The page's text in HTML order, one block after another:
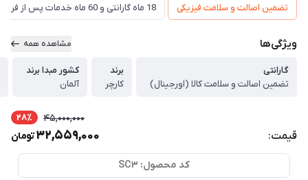
تضمین اصالت و سلامت فیزیکی 18 ماه گارانتی و 60 ماه خدمات پس از فروش و ضمانت تعویض
ویژگی‌ها مشاهده همه
گارانتی
تضمین اصالت و سلامت کالا (اورجینال)
برند
کارچر
کشور مبدا برند
آلمان
قیمت:
45,000,000 28٪
32,559,000تومان
کد محصول: SC3